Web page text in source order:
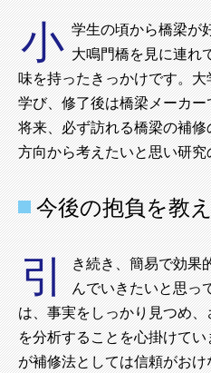
小 学生の頃から橋梁が
大鳴門橋を見に連れ
味を持ったきっかけです。
学び、修了後は橋梁メーカ
将来、必ず訪れる橋梁の補
方向から考えたいと思い研
今後の抱負を教
引 き続き、簡易で効果
んでいきたいと思っ
は、事実をしっかり見つめ
を分析することを心掛けて
が補修法としては信頼がお